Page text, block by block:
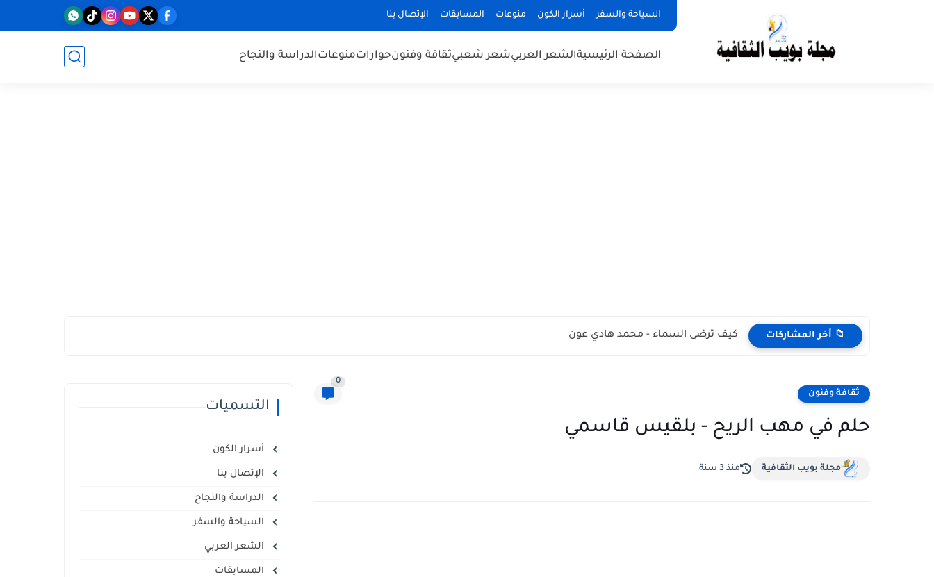
السياحة والسفر أسرار الكون منوعات المسابقات الإتصال بنا
الصفحة الرئيسيةالشعر العربيشعر شعبيثقافة وفنونحواراتمنوعاتالدراسة والنجاح
📁 أخر المشاركات كيف ترضى السماء - محمد هادي عون
ثقافة وفنون
0
حلم في مهب الريح - بلقيس قاسمي
مجلة بويب الثقافية منذ 3 سنة
التسميات
أسرار الكون
الإتصال بنا
الدراسة والنجاح
السياحة والسفر
الشعر العربي
المسابقات